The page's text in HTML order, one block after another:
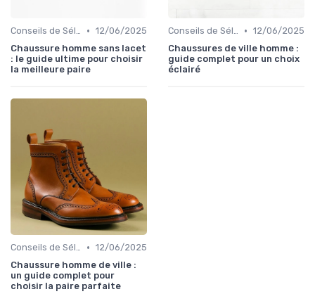
Conseils de Sélection • 12/06/2025
Chaussure homme sans lacet
: le guide ultime pour choisir
la meilleure paire
Conseils de Sélection • 12/06/2025
Chaussures de ville homme :
guide complet pour un choix
éclairé
Conseils de Sélection • 12/06/2025
Chaussure homme de ville :
un guide complet pour
choisir la paire parfaite